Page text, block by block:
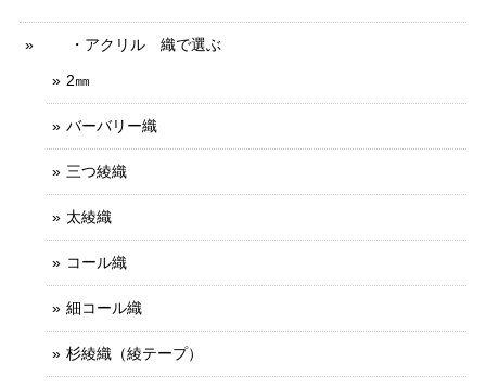
・アクリル 織で選ぶ
2㎜
バーバリー織
三つ綾織
太綾織
コール織
細コール織
杉綾織（綾テープ）